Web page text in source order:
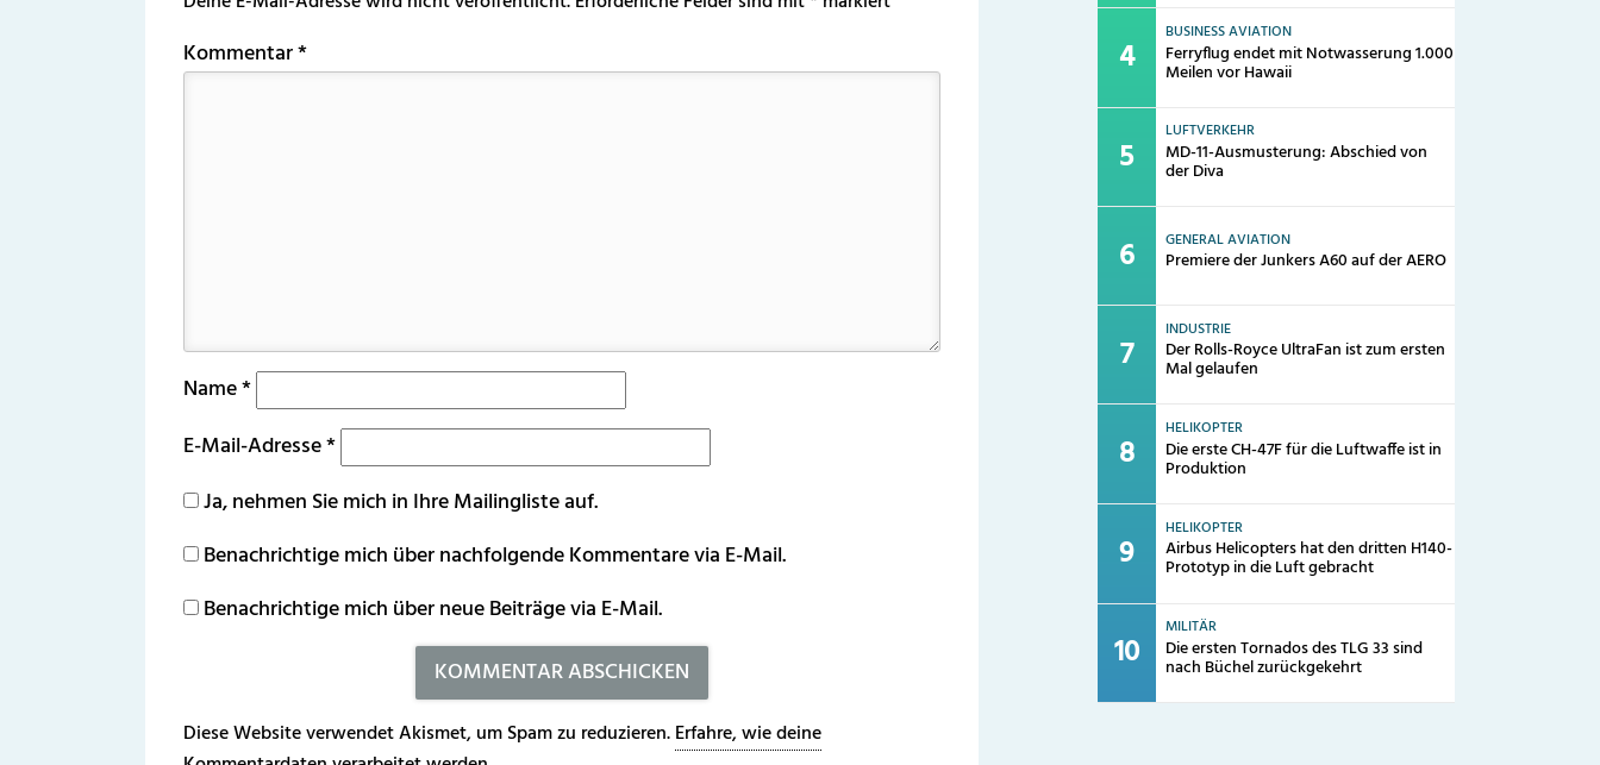
Kommentar*
Name*
E-Mail-Adresse*
Ja, nehmen Sie mich in Ihre Mailingliste auf.
Benachrichtige mich über nachfolgende Kommentare via E-Mail.
Benachrichtige mich über neue Beiträge via E-Mail.
Diese Website verwendet Akismet, um Spam zu reduzieren.Erfahre, wie deine
BUSINESS AVIATION
Ferryflug endet mit Notwasserung 1.000
Meilen vor Hawaii
LUFTVERKEHR
MD-11-Ausmusterung: Abschied von
der Diva
GENERAL AVIATION
Premiere der Junkers A60 auf der AERO
INDUSTRIE
Der Rolls-Royce UltraFan ist zum ersten
Mal gelaufen
HELIKOPTER
Die erste CH-47F für die Luftwaffe ist in
Produktion
HELIKOPTER
Airbus Helicopters hat den dritten H140-
Prototyp in die Luft gebracht
MILITÄR
Die ersten Tornados des TLG 33 sind
nach Büchel zurückgekehrt